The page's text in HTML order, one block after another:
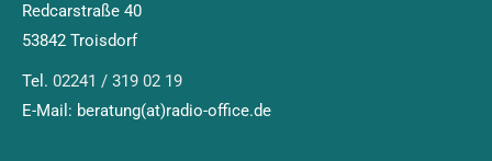
Redcarstraße 40
53842 Troisdorf
Tel. 02241 / 319 02 19
E-Mail: beratung(at)radio-office.de